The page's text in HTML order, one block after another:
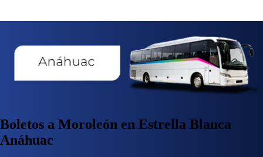
Boletos a Moroleón en Estrella Blanca
Anáhuac